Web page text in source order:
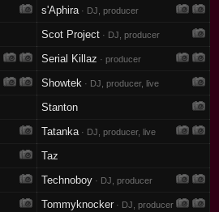
s'Aphira · DJ, producer
Scot Project · DJ, producer
Serial Killaz · producer
Showtek · DJ, producer, live
Stanton
Tatanka · DJ, producer, live
Taz
Technoboy · DJ, producer
Tommyknocker · DJ, producer